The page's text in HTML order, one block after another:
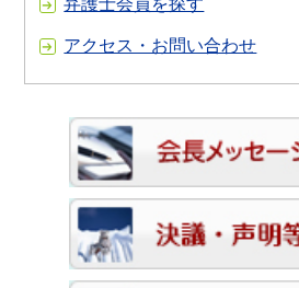
アクセス・お問い合わせ